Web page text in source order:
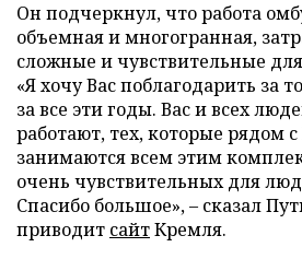
Он подчеркнул, что работа
объемная и многогранная,
сложные и чувствительные
«Я хочу Вас поблагодарить за
за все эти годы. Вас и всех
работают, тех, которые рядом
занимаются всем этим
очень чувствительных для
Спасибо большое», – сказал
приводит сайтКремля.